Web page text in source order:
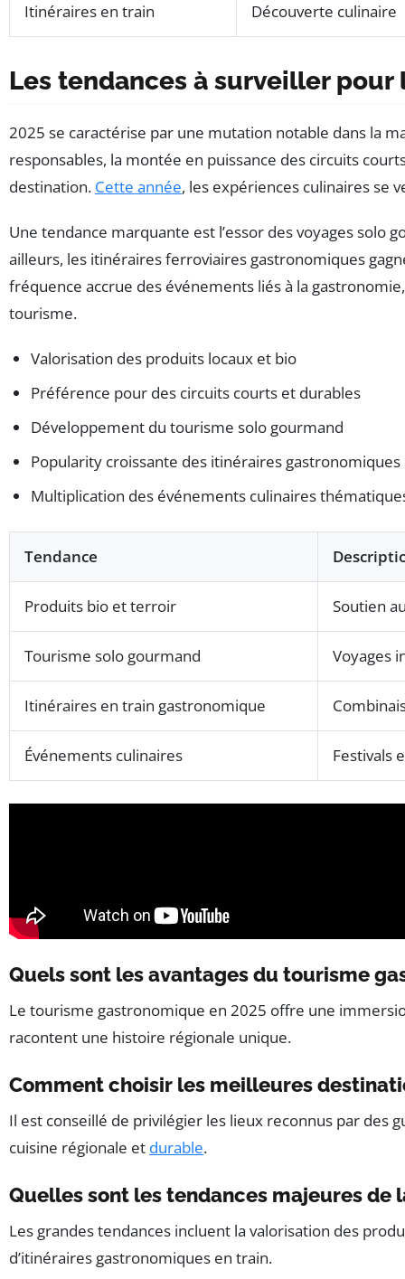
Itinéraires en train Découverte culinaire
Les tendances à surveiller
2025 se caractérise par une mutation notable dans la
responsables, la montée en puissance des circuits
destination. Cette année, les expériences culinaires se
Une tendance marquante est l’essor des voyages
ailleurs, les itinéraires ferroviaires gastronomiques
fréquence accrue des événements liés à la
tourisme.
Valorisation des produits locaux et bio
Préférence pour des circuits courts et durables
Développement du tourisme solo gourmand
Popularity croissante des itinéraires
Multiplication des événements culinaires
Tendance
Produits bio et terroir Soutien
Tourisme solo gourmand Voyages
Itinéraires en train gastronomique
Événements culinaires Festivals
Quels sont les avantages du tourisme
Le tourisme gastronomique en 2025 offre une
racontent une histoire régionale unique.
Comment choisir les meilleures
Il est conseillé de privilégier les lieux reconnus par des
cuisine régionale et durable.
Quelles sont les tendances majeures de
Les grandes tendances incluent la valorisation des
d’itinéraires gastronomiques en train.